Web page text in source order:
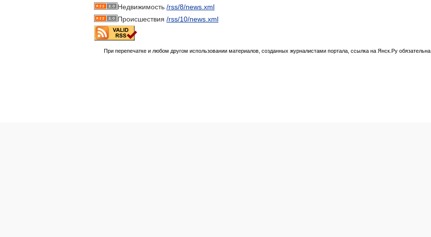
Недвижимость /rss/8/news.xml
Происшествия /rss/10/news.xml
При перепечатке и любом другом использовании материалов, созданных журналистами портала, ссылка на Янск.Ру обязательна.